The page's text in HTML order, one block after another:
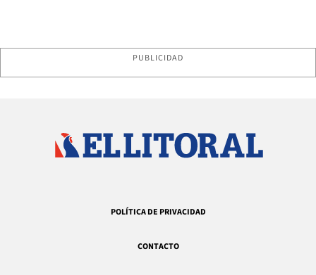
PUBLICIDAD
POLÍTICA DE PRIVACIDAD
CONTACTO